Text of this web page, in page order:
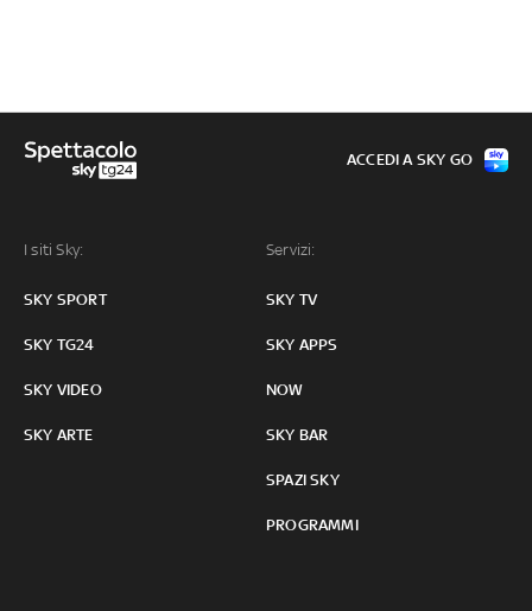
I siti Sky:
SKY SPORT
SKY TG24
SKY VIDEO
SKY ARTE
Servizi:
SKY TV
SKY APPS
NOW
SKY BAR
SPAZI SKY
PROGRAMMI
ACCEDI A SKY GO